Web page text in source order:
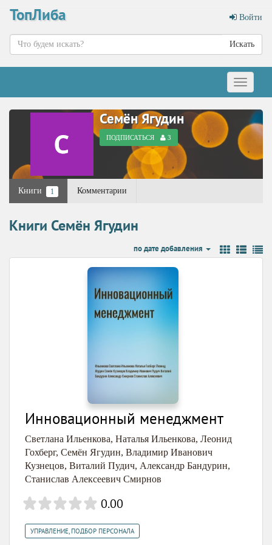
ТопЛиба Войти
Искать
Меню
Семён Ягудин
ПОДПИСАТЬСЯ 3
Книги 1 Комментарии
Книги Семён Ягудин
по дате добавления
Инновационный менеджмент
Светлана Ильенкова, Наталья Ильенкова, Леонид
Гохберг, Семён Ягудин, Владимир Иванович
Кузнецов, Виталий Пудич, Александр Бандурин,
Станислав Алексеевич Смирнов
0.00
УПРАВЛЕНИЕ, ПОДБОР ПЕРСОНАЛА